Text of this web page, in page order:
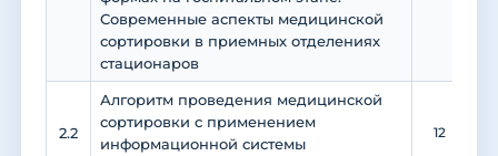
Современные аспекты медицинской
сортировки в приемных отделениях
стационаров
2.2
Алгоритм проведения медицинской
сортировки с применением
информационной системы
12